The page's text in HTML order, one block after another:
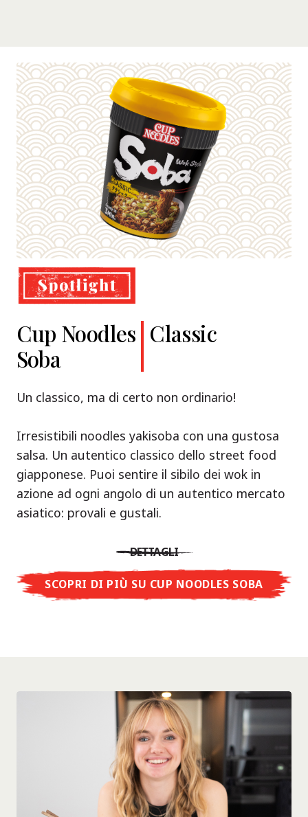
Cup Noodles
Soba
Classic
Un classico, ma di certo non ordinario!
Irresistibili noodles yakisoba con una gustosa
salsa. Un autentico classico dello street food
giapponese. Puoi sentire il sibilo dei wok in
azione ad ogni angolo di un autentico mercato
asiatico: provali e gustali.
DETTAGLI
SCOPRI DI PIÙ SU CUP NOODLES SOBA